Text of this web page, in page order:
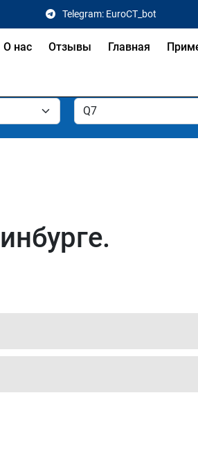
Telegram: EuroCT_bot
О нас Отзывы Главная